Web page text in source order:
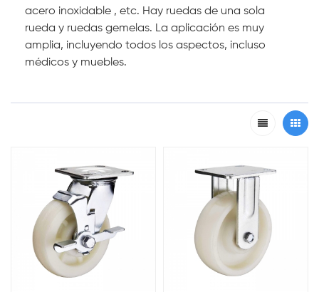
acero inoxidable , etc. Hay ruedas de una sola
rueda y ruedas gemelas. La aplicación es muy
amplia, incluyendo todos los aspectos, incluso
médicos y muebles.